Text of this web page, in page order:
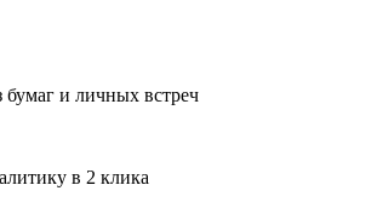
и личных встреч
в 2 клика